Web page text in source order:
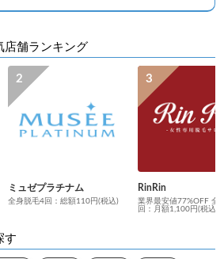
店舗ランキング
ミュゼプラチナム
全身脱毛4回：総額110円(税込)
RinRin
業界最安値77%OFF 全
回：月額1,100円(税込)
す